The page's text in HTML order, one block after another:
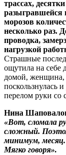
трассах,
разыгравшейся
морозов
несколько раз.
проводка,
нагрузкой
Страшные
ощутила на себе
домой, женщина,
поскользнулась
перелом руки со
Нина
«Вот, сломала
сложный.
минимум,
Мягко говоря».